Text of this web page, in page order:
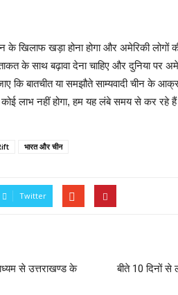
के खिलाफ खड़ा होना होगा और अमेरिकी लोगों
के साथ बढ़ावा देना चाहिए और दुनिया पर
कि बातचीत या समझौते साम्यवादी चीन के
कोई लाभ नहीं होगा, हम यह लंबे समय से कर रहे
भारत और चीन
Twitter
से उत्तराखण्ड के
बीते 10 दिनों से